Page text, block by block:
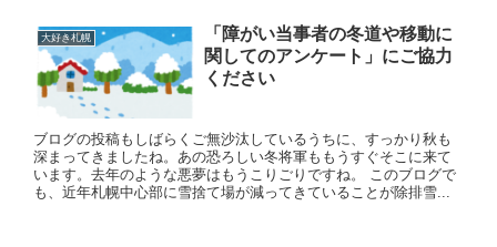
大好き札幌
「障がい当事者の冬道や移動に
関してのアンケート」にご協力
ください
ブログの投稿もしばらくご無沙汰しているうちに、すっかり秋も
深まってきましたね。あの恐ろしい冬将軍ももうすぐそこに来て
います。去年のような悪夢はもうこりごりですね。 このブログで
も、近年札幌中心部に雪捨て場が減ってきていることが除排雪...